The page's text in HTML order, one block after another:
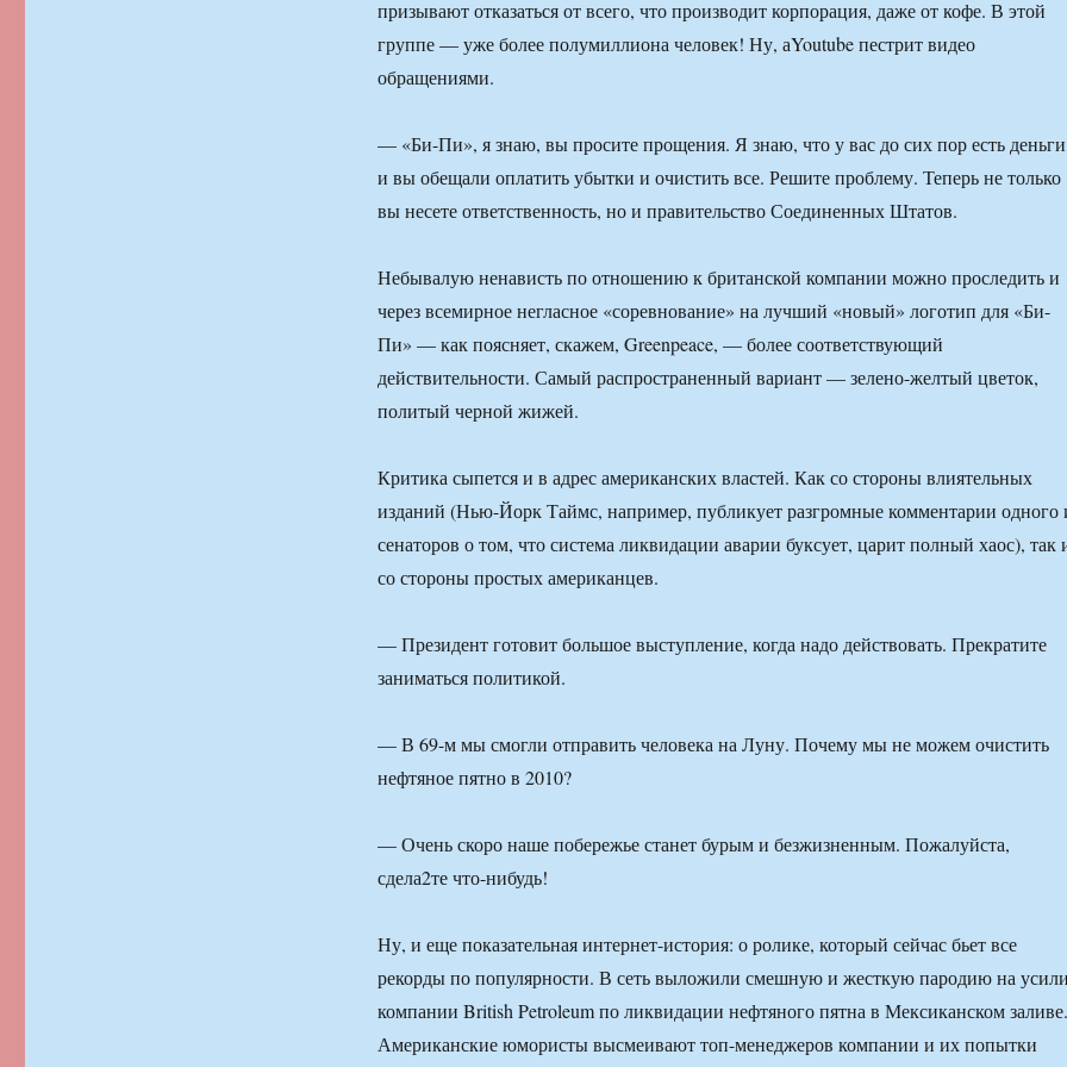
призывают отказаться от всего, что производит корпорация, даже от кофе. В этой
группе — уже более полумиллиона человек! Ну, аYoutube пестрит видео
обращениями.
— «Би-Пи», я знаю, вы просите прощения. Я знаю, что у вас до сих пор есть
и вы обещали оплатить убытки и очистить все. Решите проблему. Теперь не только
вы несете ответственность, но и правительство Соединенных Штатов.
Небывалую ненависть по отношению к британской компании можно проследить и
через всемирное негласное «соревнование» на лучший «новый» логотип для «Би-
Пи» — как поясняет, скажем, Greenpeace, — более соответствующий
действительности. Самый распространенный вариант — зелено-желтый цветок,
политый черной жижей.
Критика сыпется и в адрес американских властей. Как со стороны влиятельных
изданий (Нью-Йорк Таймс, например, публикует разгромные комментарии одного
сенаторов о том, что система ликвидации аварии буксует, царит полный хаос), так
со стороны простых американцев.
— Президент готовит большое выступление, когда надо действовать. Прекратите
заниматься политикой.
— В 69-м мы смогли отправить человека на Луну. Почему мы не можем очистить
нефтяное пятно в 2010?
— Очень скоро наше побережье станет бурым и безжизненным. Пожалуйста,
сдела2те что-нибудь!
Ну, и еще показательная интернет-история: о ролике, который сейчас бьет все
рекорды по популярности. В сеть выложили смешную и жесткую пародию на
компании British Petroleum по ликвидации нефтяного пятна в Мексиканском заливе.
Американские юмористы высмеивают топ-менеджеров компании и их попытки